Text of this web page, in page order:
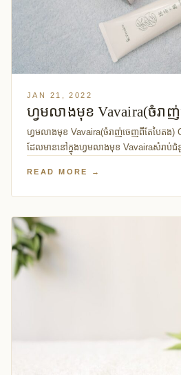
JAN 21, 2022
ហ្វមលាងមុខ Vavaira(ចំរា
ហ្វមលាងមុខ Vavaira(ចំរាញ់ចេញពីតែបៃតង)
ដែលមាននៅក្នុងហ្វមលាងមុខ Vavairaសំរ
READ MORE →